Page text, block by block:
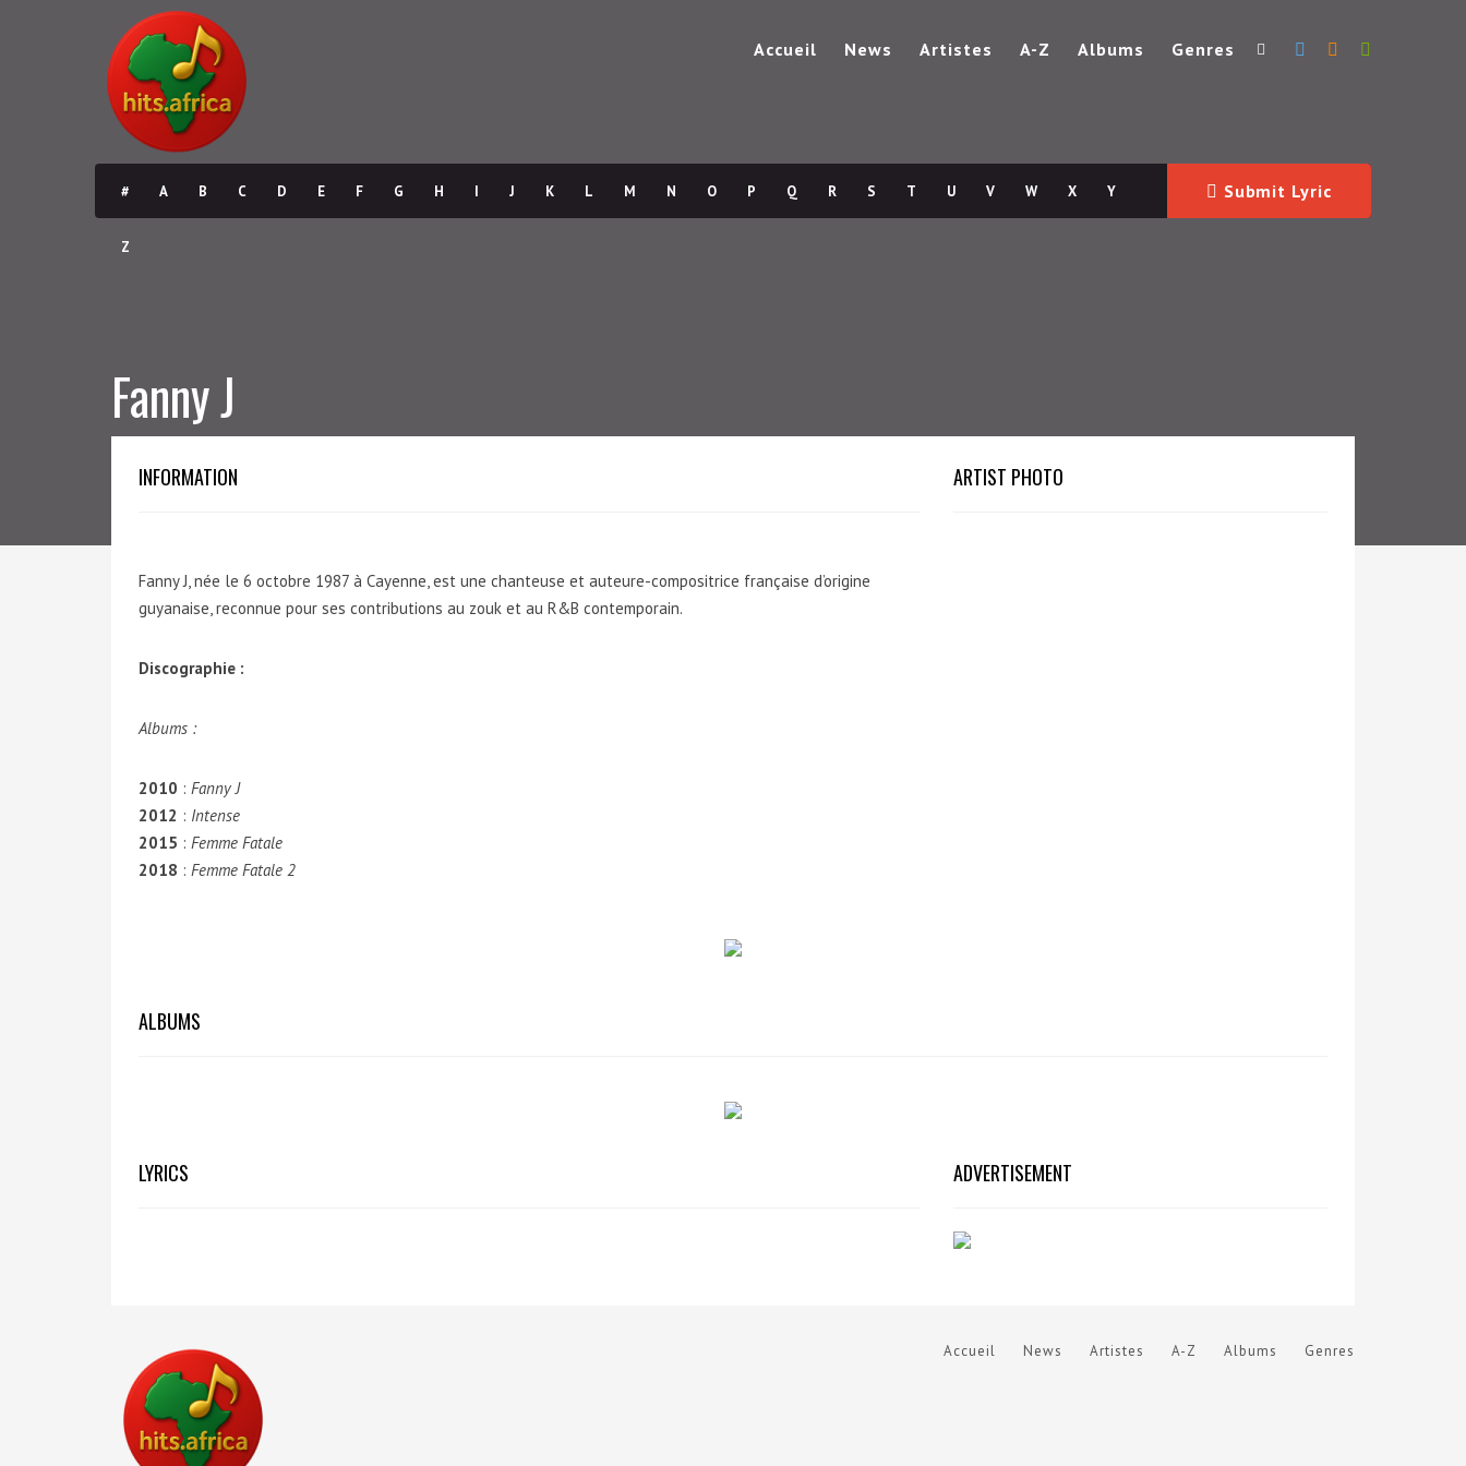
Accueil News Artistes A-Z Albums Genres
# A B C D E F G H I J K L M N O P Q R S T U V W X Y
Z
Submit Lyric
Fanny J
INFORMATION
Fanny J, née le 6 octobre 1987 à Cayenne, est une chanteuse et auteure-compositrice française d’origine
guyanaise, reconnue pour ses contributions au zouk et au R&B contemporain.
Discographie :
Albums :
2010 : Fanny J
2012 : Intense
2015 : Femme Fatale
2018 : Femme Fatale 2
ARTIST PHOTO
ALBUMS
LYRICS ADVERTISEMENT
Accueil News Artistes A-Z Albums Genres